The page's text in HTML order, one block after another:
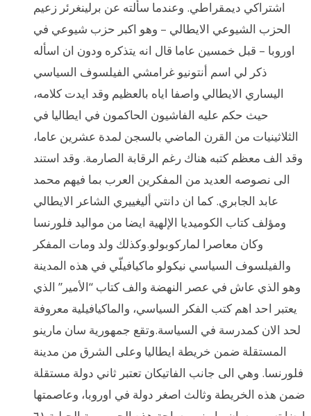
اشتراكي ديمقراطي. وعندما سألته عن برلينغرئر زعيم
الحزب الشيوعي الايطالي – وهو اكبر حزب شيوعي في
اوروبا – قبل خمسين عاما قال انه يتذكره ودون ان اسأله
ذكر لي اسم أنتونيو غرامشي الفيلسوف السياسي
اليساري الايطالي واصفا اياه بالعظيم وقد ايدت كلامه،
حيث حكم عليه الفاشيون الحاكمون في ايطاليا في
الثلاثينيات من القرن الماضي بالسجن لمدة عشرين عاما،
وقد الف معظم كتبه هناك رغم الرقابة الصارمة. وقد استند
الى نصوصه العديد من المفكرين العرب بما فيهم محمد
عابد الجابري. كما ان دانتي أليغييري الشاعر الايطالي
ومؤلف كتاب الكوميديا الإلهية ايضا من مواليد فلورنسا
وكان معاصرا لماركوبولو.وكذلك ولد ومات المفكر
والفيلسوف السياسي نيكولو ماكيافيلّي في هذه المدينة
وهو الذي عاش في عصر النهضة والف كتاب “الأمير” الذي
يعتبر احد اهم كتب الفكر السياسي، والماكيافيلية معروفة
لحد الان كمدرسة في السياسة.وتقع جمهورية سان مارينو
المستقلة ضمن خريطة ايطاليا وعلى الشرق من مدينة
فلورنسا. وهي الى جانب الفاتيكان تعتبر ثاني دولة مستقلة
ضمن هذه الخريطة وثالث اصغر دولة في اوروبا، وعاصمتها